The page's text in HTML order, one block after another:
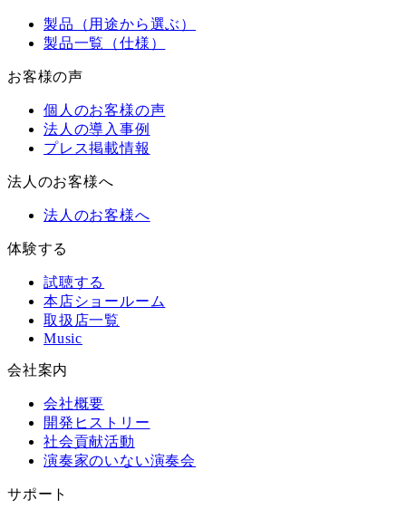
製品（用途から選ぶ）
製品一覧（仕様）
お客様の声
個人のお客様の声
法人の導入事例
プレス掲載情報
法人のお客様へ
法人のお客様へ
体験する
試聴する
本店ショールーム
取扱店一覧
Music
会社案内
会社概要
開発ヒストリー
社会貢献活動
演奏家のいない演奏会
サポート